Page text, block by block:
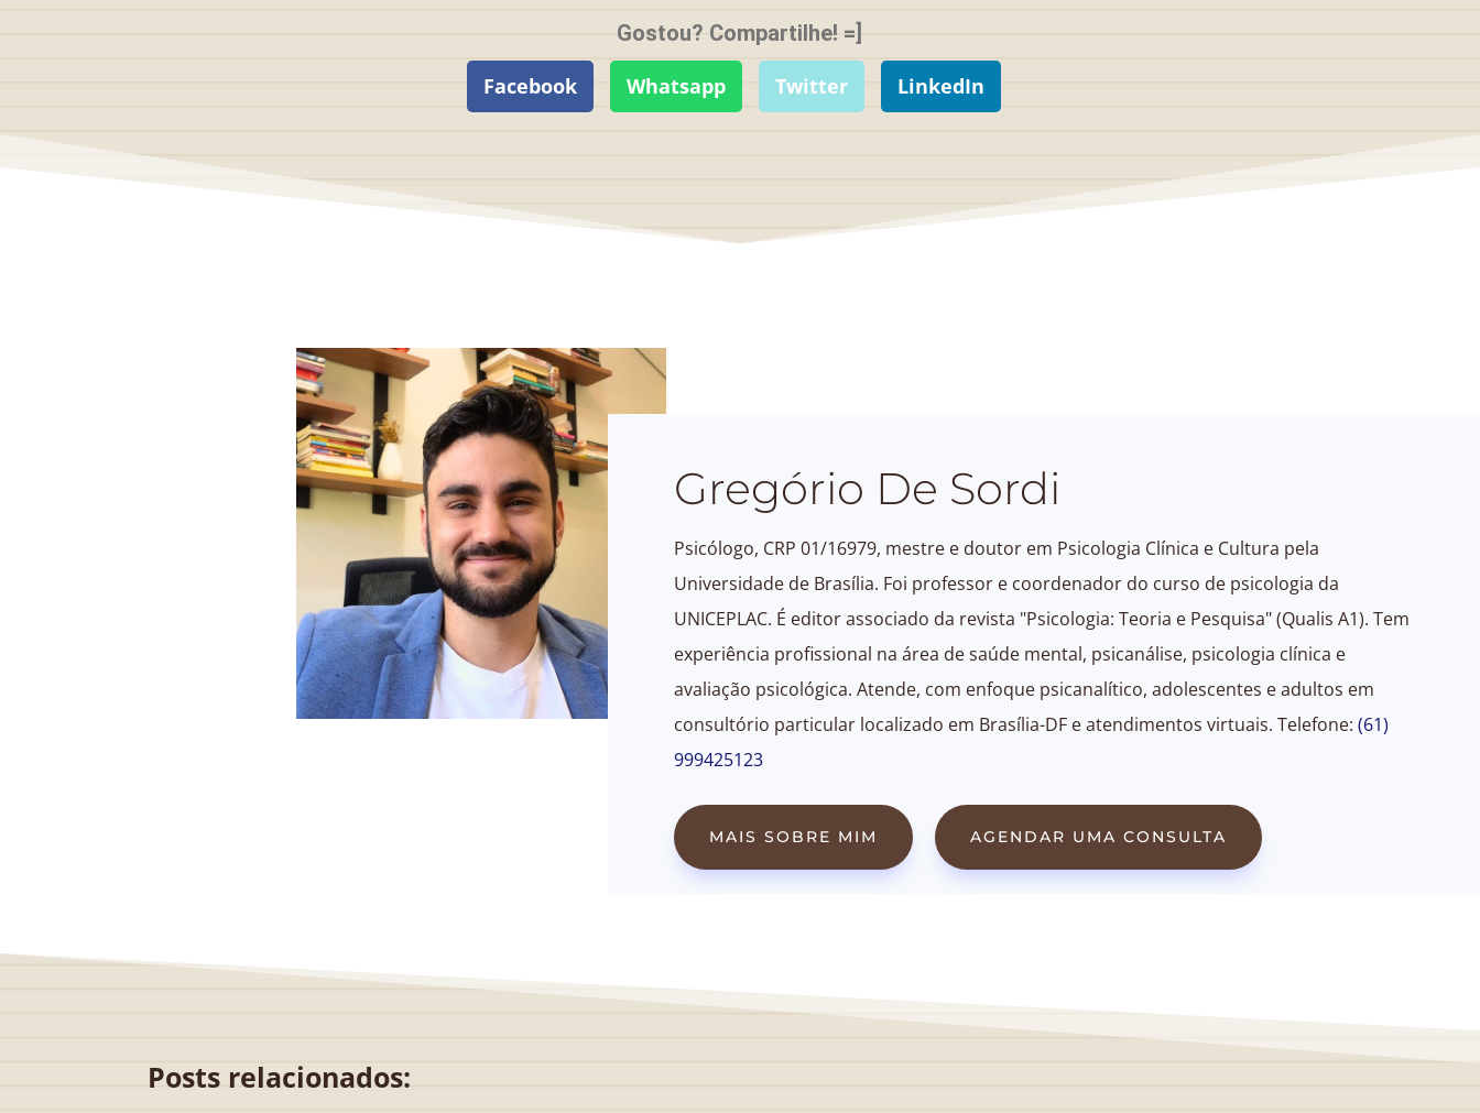
Gostou? Compartilhe! =]
Facebook
Whatsapp Twitter LinkedIn
Gregório De Sordi
Psicólogo, CRP 01/16979, mestre e doutor em Psicologia Clínica e Cultura pela
Universidade de Brasília. Foi professor e coordenador do curso de psicologia da
UNICEPLAC. É editor associado da revista "Psicologia: Teoria e Pesquisa" (Qualis A1). Tem
experiência profissional na área de saúde mental, psicanálise, psicologia clínica e
avaliação psicológica. Atende, com enfoque psicanalítico, adolescentes e adultos em
consultório particular localizado em Brasília-DF e atendimentos virtuais. Telefone:(61)
999425123
MAIS SOBRE MIM AGENDAR UMA CONSULTA
Posts relacionados: